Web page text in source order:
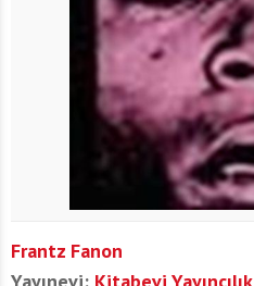
Frantz Fanon
Yayınevi: Kitabevi Yayıncılık